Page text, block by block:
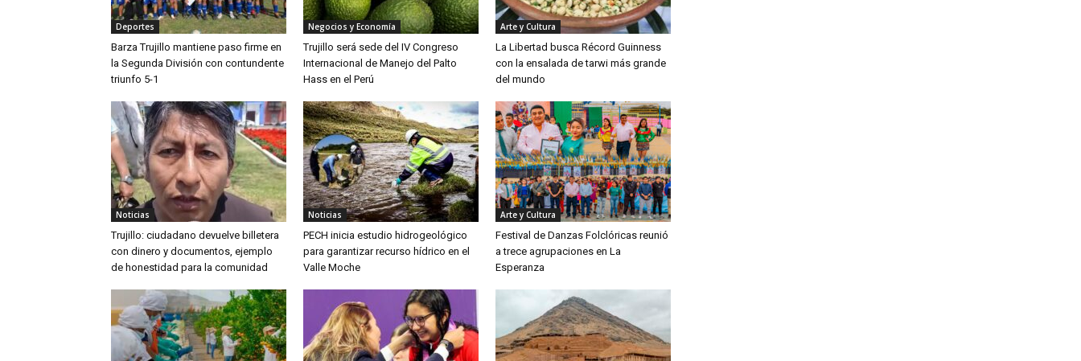
Deportes
Barza Trujillo mantiene paso firme en
la Segunda División con contundente
triunfo 5-1
Negocios y Economía
Trujillo será sede del IV Congreso
Internacional de Manejo del Palto
Hass en el Perú
Arte y Cultura
La Libertad busca Récord Guinness
con la ensalada de tarwi más grande
del mundo
Noticias
Trujillo: ciudadano devuelve billetera
con dinero y documentos, ejemplo
de honestidad para la comunidad
Noticias
PECH inicia estudio hidrogeológico
para garantizar recurso hídrico en el
Valle Moche
Arte y Cultura
Festival de Danzas Folclóricas reunió
a trece agrupaciones en La
Esperanza